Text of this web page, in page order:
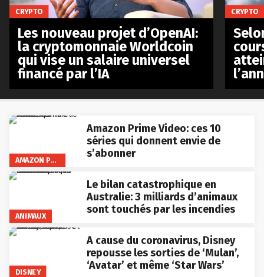
AMAZON PRIME VIDEO
Amazon Prime Video: ces 10
séries qui donnent envie de
s’abonner
ANIMAUX
Le bilan catastrophique en
Australie: 3 milliards d’animaux
sont touchés par les incendies
DISNEY
A cause du coronavirus, Disney
repousse les sorties de ‘Mulan’,
‘Avatar’ et même ‘Star Wars’
CRYPTO
Les nouveau projet d’OpenAI:
la cryptomonnaie Worldcoin
qui vise un salaire universel
financé par l’IA
CRYPTO